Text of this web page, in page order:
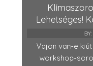
Lehetséges!
BY:
Vajon van-e
workshop-